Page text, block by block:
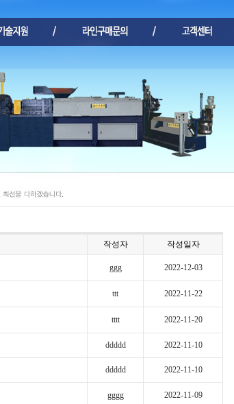
작성자 작성일자
ggg 2022-12-03
ttt 2022-11-22
tttt 2022-11-20
ddddd 2022-11-10
ddddd 2022-11-10
gggg 2022-11-09